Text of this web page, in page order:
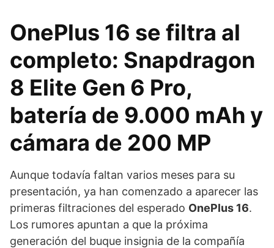
OnePlus 16 se filtra al
completo: Snapdragon
8 Elite Gen 6 Pro,
batería de 9.000 mAh y
cámara de 200 MP
Aunque todavía faltan varios meses para su
presentación, ya han comenzado a aparecer las
primeras filtraciones del esperado OnePlus 16.
Los rumores apuntan a que la próxima
generación del buque insignia de la compañía